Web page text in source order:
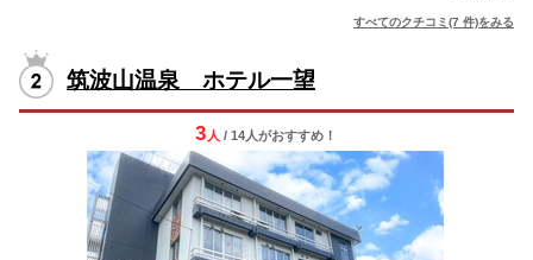
すべてのクチコミ(7 件)をみる
筑波山温泉 ホテル一望
3 人 / 14人がおすすめ！